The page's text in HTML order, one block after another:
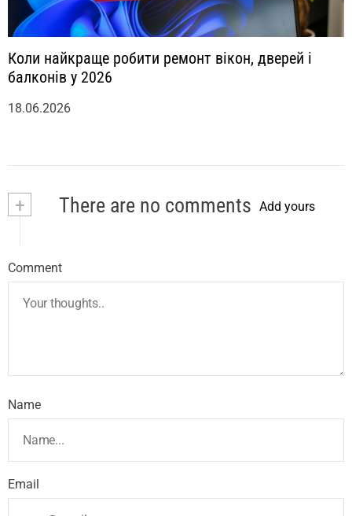
Коли найкраще робити ремонт вікон, дверей і
балконів у 2026
18.06.2026
+ There are no comments Add yours
Comment
Name
Email